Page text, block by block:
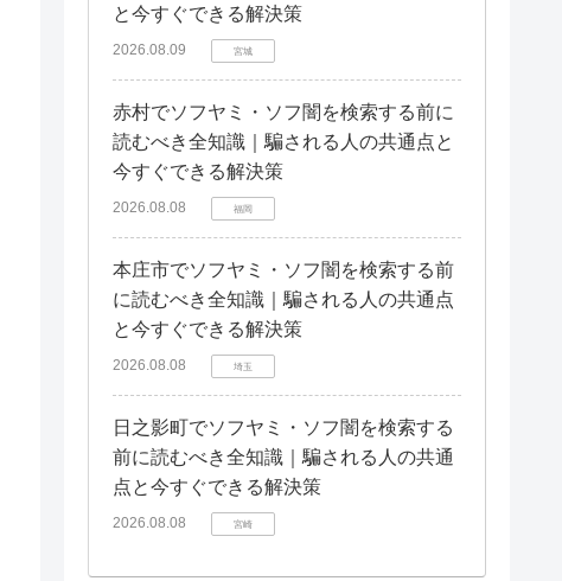
と今すぐできる解決策
2026.08.09 宮城
赤村でソフヤミ・ソフ闇を検索する前に
読むべき全知識｜騙される人の共通点と
今すぐできる解決策
2026.08.08 福岡
本庄市でソフヤミ・ソフ闇を検索する前
に読むべき全知識｜騙される人の共通点
と今すぐできる解決策
2026.08.08 埼玉
日之影町でソフヤミ・ソフ闇を検索する
前に読むべき全知識｜騙される人の共通
点と今すぐできる解決策
2026.08.08 宮崎